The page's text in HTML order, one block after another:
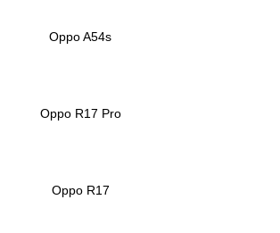
Oppo A54s
Oppo R17 Pro
Oppo R17